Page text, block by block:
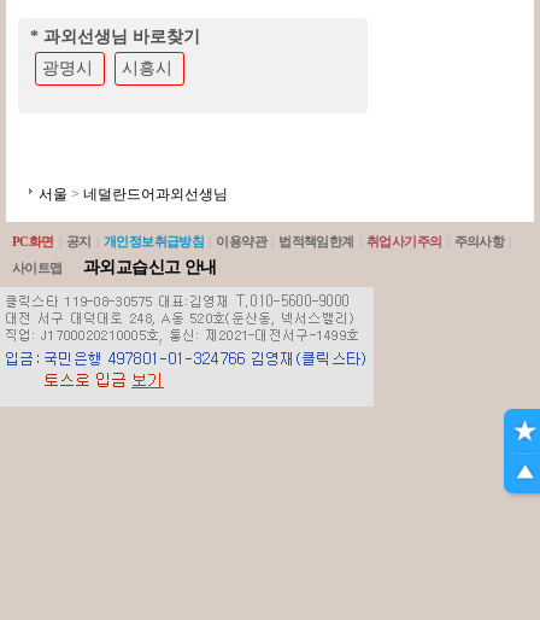
* 과외선생님 바로찾기
광명시
시흥시
서울 > 네덜란드어과외선생님
PC화면 공지 개인정보취급방침 이용약관 법적책임한계 취업사기주의 주의사항
사이트맵
과외교습신고 안내